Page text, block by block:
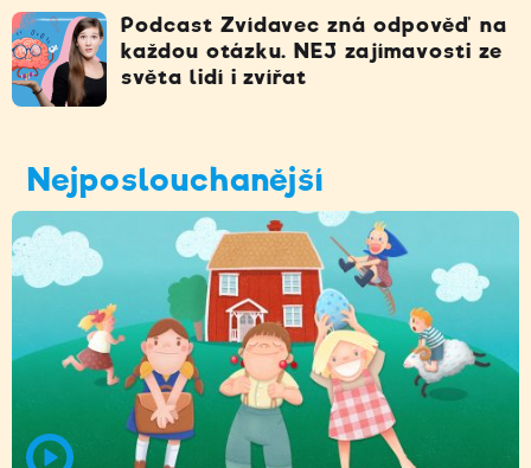
Podcast Zvídavec zná odpověď na
každou otázku. NEJ zajímavosti ze
světa lidí i zvířat
Nejposlouchanější